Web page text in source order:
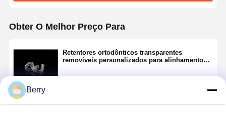
Obter O Melhor Preço Para
Retentores ortodônticos transparentes
removíveis personalizados para alinhamento
Continue
Berry